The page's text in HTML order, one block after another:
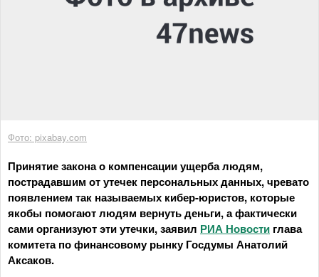
Фото: pixabay.com
Принятие закона о компенсации ущерба людям,
пострадавшим от утечек персональных данных, чревато
появлением так называемых кибер-юристов, которые
якобы помогают людям вернуть деньги, а фактически
сами организуют эти утечки, заявил РИА Новости глава
комитета по финансовому рынку Госдумы Анатолий
Аксаков.